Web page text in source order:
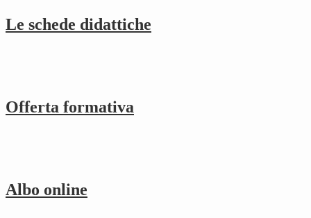
Le schede didattiche
Offerta formativa
Albo online